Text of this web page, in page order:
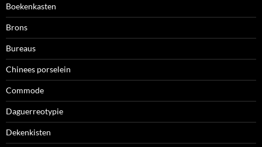
Boekenkasten
Brons
Bureaus
Chinees porselein
Commode
Daguerreotypie
Dekenkisten